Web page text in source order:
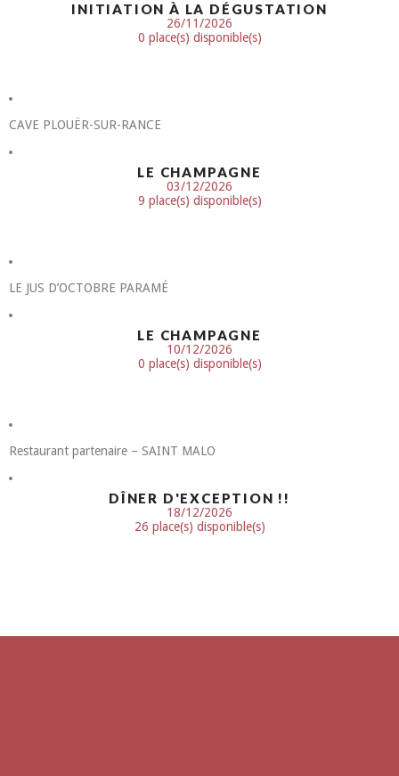
INITIATION À LA DÉGUSTATION
26/11/2026
0 place(s) disponible(s)
CAVE PLOUËR-SUR-RANCE
LE CHAMPAGNE
03/12/2026
9 place(s) disponible(s)
LE JUS D’OCTOBRE PARAMÉ
LE CHAMPAGNE
10/12/2026
0 place(s) disponible(s)
Restaurant partenaire – SAINT MALO
DÎNER D'EXCEPTION !!
18/12/2026
26 place(s) disponible(s)